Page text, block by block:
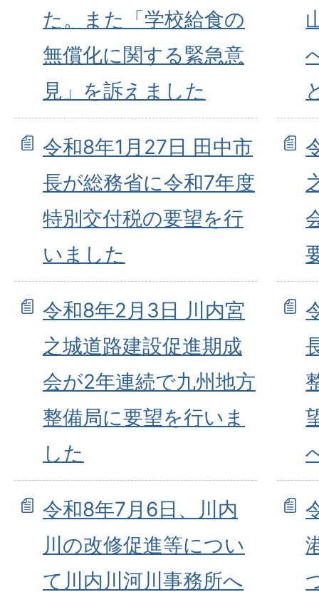
た。また「学校給食の
無償化に関する緊急意
見」を訴えました
令和8年1月27日 田中市
長が総務省に令和7年度
特別交付税の要望を行
いました
令和8年2月3日 川内宮
之城道路建設促進期成
会が2年連続で九州地方
整備局に要望を行いま
した
令和8年7月6日、川内
川の改修促進等につい
て川内川河川事務所へ